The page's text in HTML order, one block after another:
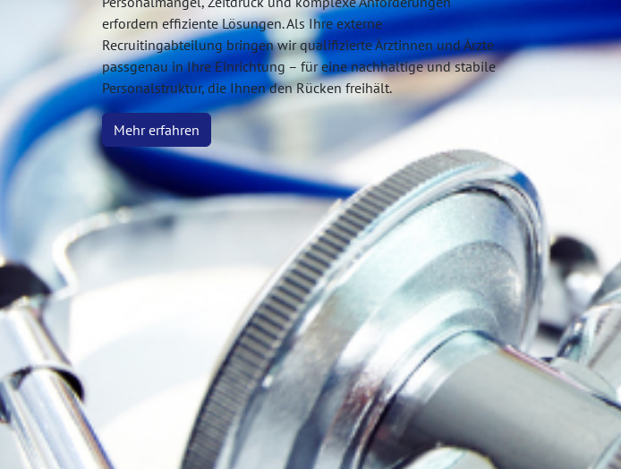
erfordern effiziente Lösungen. Als Ihre externe
Recruitingabteilung bringen wir qualifizierte Ärztinnen und Ärzte
passgenau in Ihre Einrichtung – für eine nachhaltige und stabile
Personalstruktur, die Ihnen den Rücken freihält.
Mehr erfahren